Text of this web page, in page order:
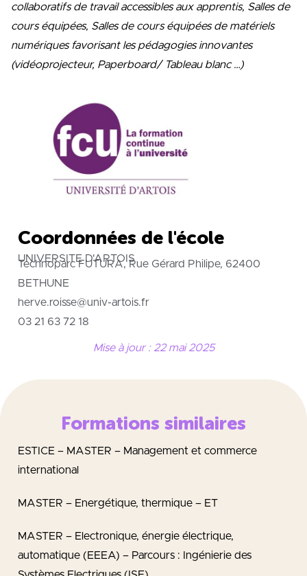
Coordonnées de l'école
UNIVERSITE D'ARTOIS
Technoparc FUTURA, Rue Gérard Philipe, 62400
BETHUNE
herve.roisse@univ-artois.fr
03 21 63 72 18
collaboratifs de travail accessibles aux apprentis, Salles de
cours équipées, Salles de cours équipées de matériels
numériques favorisant les pédagogies innovantes
(vidéoprojecteur, Paperboard/ Tableau blanc …)
Mise à jour : 22 mai 2025
Formations similaires
ESTICE – MASTER – Management et commerce
international
MASTER – Energétique, thermique – ET
MASTER – Electronique, énergie électrique,
automatique (EEEA) – Parcours : Ingénierie des